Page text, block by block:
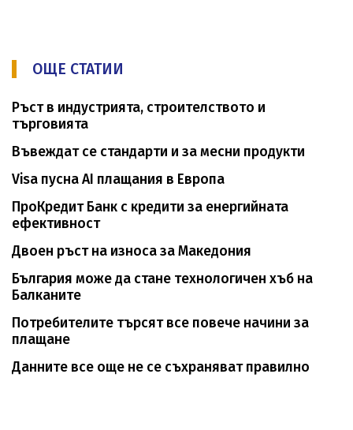
ОЩЕ СТАТИИ
Ръст в индустрията, строителството и
търговията
Въвеждат се стандарти и за месни продукти
Visa пусна AI плащания в Европа
ПроКредит Банк с кредити за енергийната
ефективност
Двоен ръст на износа за Македония
България може да стане технологичен хъб на
Балканите
Потребителите търсят все повече начини за
плащане
Данните все още не се съхраняват правилно